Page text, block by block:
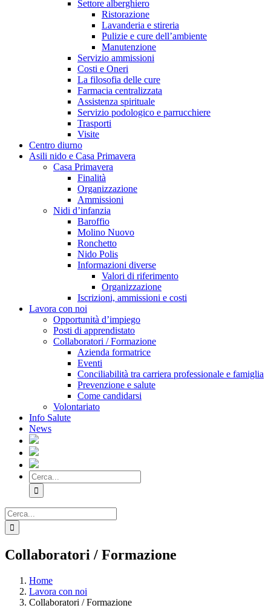
Settore alberghiero
Ristorazione
Lavanderia e stireria
Pulizie e cure dell’ambiente
Manutenzione
Servizio ammissioni
Costi e Oneri
La filosofia delle cure
Farmacia centralizzata
Assistenza spirituale
Servizio podologico e parrucchiere
Trasporti
Visite
Centro diurno
Asili nido e Casa Primavera
Casa Primavera
Finalità
Organizzazione
Ammissioni
Nidi d’infanzia
Baroffio
Molino Nuovo
Ronchetto
Nido Polis
Informazioni diverse
Valori di riferimento
Organizzazione
Iscrizioni, ammissioni e costi
Lavora con noi
Opportunità d’impiego
Posti di apprendistato
Collaboratori / Formazione
Azienda formatrice
Eventi
Conciliabilità tra carriera professionale e famiglia
Prevenzione e salute
Come candidarsi
Volontariato
Info Salute
News
Cerca
per:
Cerca
per:
Collaboratori / Formazione
Home
Lavora con noi
Collaboratori / Formazione